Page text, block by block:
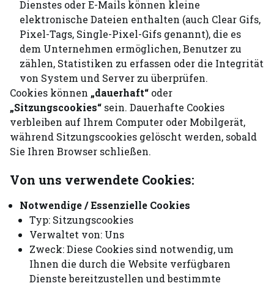
Dienstes oder E-Mails können kleine
elektronische Dateien enthalten (auch Clear Gifs,
Pixel-Tags, Single-Pixel-Gifs genannt), die es
dem Unternehmen ermöglichen, Benutzer zu
zählen, Statistiken zu erfassen oder die Integrität
von System und Server zu überprüfen.
Cookies können „dauerhaft“ oder
„Sitzungscookies“ sein. Dauerhafte Cookies
verbleiben auf Ihrem Computer oder Mobilgerät,
während Sitzungscookies gelöscht werden, sobald
Sie Ihren Browser schließen.
Von uns verwendete Cookies:
Notwendige / Essenzielle Cookies
Typ: Sitzungscookies
Verwaltet von: Uns
Zweck: Diese Cookies sind notwendig, um
Ihnen die durch die Website verfügbaren
Dienste bereitzustellen und bestimmte